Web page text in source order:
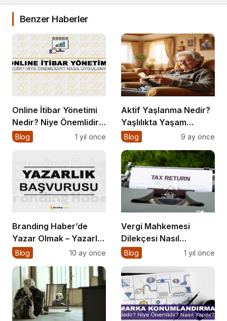
Benzer Haberler
Online İtibar Yönetimi
Nedir? Niye Önemlidir?
Online İtibar Yönetimi
Blog 1 yıl önce
Aktif Yaşlanma Nedir?
Yaşlılıkta Yaşam
Kalitesini Artırmanın
Blog 9 ay önce
Branding Haber’de
Yazar Olmak – Yazarlık
Başvurusu Başladı!
Blog 10 ay önce
Vergi Mahkemesi
Dilekçesi Nasıl
Hazırlanır?
Blog 1 yıl önce